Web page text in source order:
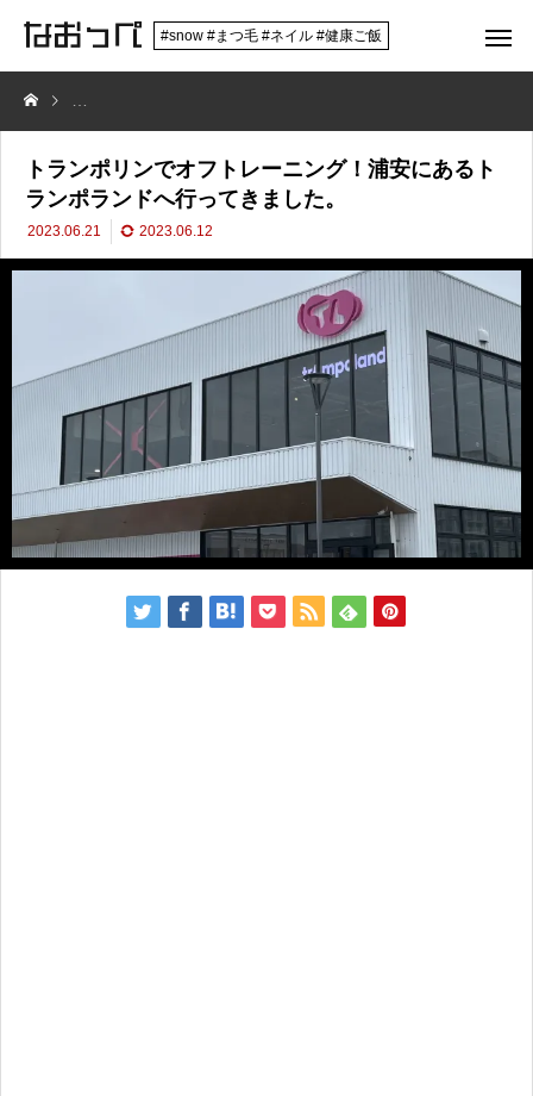
#snow #まつ毛 #ネイル #健康ご飯
トランポリンでオフトレーニング！浦安にあるトランポランドへ行って
トランポリンでオフトレーニング！浦安にあるト
ランポランドへ行ってきました。
2023.06.21 2023.06.12